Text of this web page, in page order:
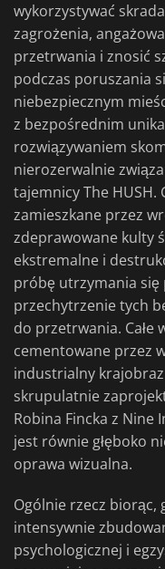
wykorzystywać
zagrożenia,
przetrwania i znosić
podczas poruszania
niebezpiecznym
z bezpośrednim
rozwiązywaniem
nierozerwalnie
tajemnicy The HUSH.
zamieszkane przez
zdeprawowane kulty
ekstremalne i
próbę utrzymania się
przechytrzenie tych
do przetrwania. Całe
cementowane przez
industrialny
skrupulatnie
Robina Fincka z Nine
jest równie głęboko
oprawa wizualna.
Ogólnie rzecz biorąc,
intensywnie
psychologicznej i